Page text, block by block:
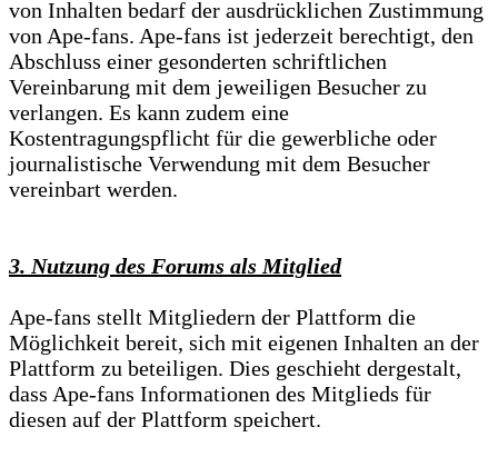
von Inhalten bedarf der ausdrücklichen Zustimmung
von Ape-fans. Ape-fans ist jederzeit berechtigt, den
Abschluss einer gesonderten schriftlichen
Vereinbarung mit dem jeweiligen Besucher zu
verlangen. Es kann zudem eine
Kostentragungspflicht für die gewerbliche oder
journalistische Verwendung mit dem Besucher
vereinbart werden.
3. Nutzung des Forums als Mitglied
Ape-fans stellt Mitgliedern der Plattform die
Möglichkeit bereit, sich mit eigenen Inhalten an der
Plattform zu beteiligen. Dies geschieht dergestalt,
dass Ape-fans Informationen des Mitglieds für
diesen auf der Plattform speichert.